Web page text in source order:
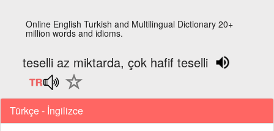
Online English Turkish and Multilingual Dictionary 20+
million words and idioms.
teselli az miktarda, çok hafif teselli
Türkçe - İngilizce